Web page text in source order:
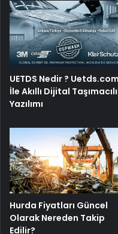
UETDS Nedir ? Uetds.com
İle Akıllı Dijital
Yazılımı
Hurda Fiyatları Güncel
Olarak Nereden Takip
Edilir?